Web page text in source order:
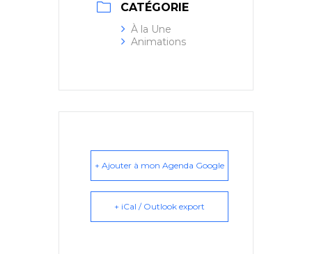
CATÉGORIE
À la Une
Animations
+ Ajouter à mon Agenda Google
+ iCal / Outlook export